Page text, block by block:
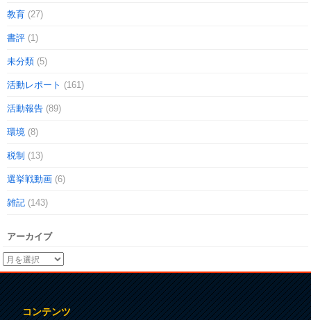
教育 (27)
書評 (1)
未分類 (5)
活動レポート (161)
活動報告 (89)
環境 (8)
税制 (13)
選挙戦動画 (6)
雑記 (143)
アーカイブ
コンテンツ